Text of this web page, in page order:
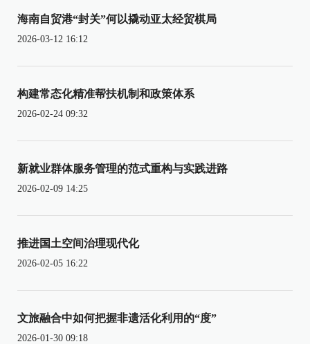
海南自贸港“封关”何以撬动亚太经贸棋局
2026-03-12 16:12
构建常态化精准帮扶机制和政策体系
2026-02-24 09:32
新就业群体服务管理的范式重构与实践进路
2026-02-09 14:25
推进国土空间治理现代化
2026-02-05 16:22
文旅融合中如何把握非遗活化利用的“度”
2026-01-30 09:18